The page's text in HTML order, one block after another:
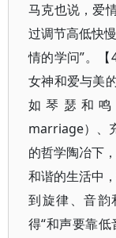
马克也说，爱
过调节高低快
情的学问”。
女神和爱与美
如琴瑟和鸣
marriage）、
的哲学陶冶下
和谐的生活中
到旋律、音韵
得“和声要靠